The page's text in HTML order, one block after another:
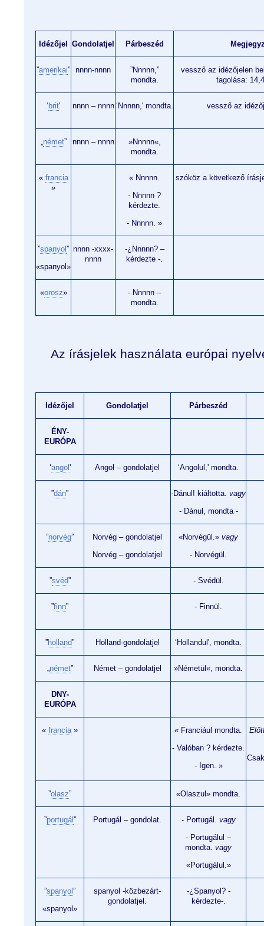
Idézőjel Gondolatjel Párbeszéd
”amerikai” nnnn-nnnn
”Nnnnn,”
mondta.
vessző az idézőjelen
tagolása:
‘ brit' nnnn – nnnn ‘Nnnnn,' mondta. vessző az
„német” nnnn – nnnn
»Nnnnn«,
mondta.
« francia
»
« Nnnnn.
- Nnnnn ?
kérdezte.
- Nnnnn. »
szóköz a következő
”spanyol ”
«spanyol»
nnnn -xxxx-
nnnn
-¿Nnnnn? –
kérdezte -.
«orosz»
- Nnnnn –
mondta.
Az írásjelek használata európai
Idézőjel Gondolatjel Párbeszéd
ÉNY-
EURÓPA
‘angol ' Angol – gondolatjel ‘Angolul,' mondta.
”dán” -Dánul! kiáltotta. vagy
- Dánul, mondta -
”norvég”
Norvég – gondolatjel
Norvég – gondolatjel
«Norvégül.» vagy
- Norvégül.
”svéd” - Svédül.
”finn” - Finnül.
”holland” Holland-gondolatjel ‘Hollandul', mondta.
„német” Német – gondolatjel »Németül«, mondta.
DNY-
EURÓPA
« francia»
« Franciául mondta.
- Valóban ? kérdezte.
- Igen. »
”olasz” «Olaszul» mondta.
”portugál” Portugál – gondolat. - Portugál. vagy
- Portugálul –
mondta. vagy
«Portugálul.»
”spanyol ”
«spanyol»
spanyol -közbezárt-
gondolatjel.
-¿Spanyol? -
kérdezte-.